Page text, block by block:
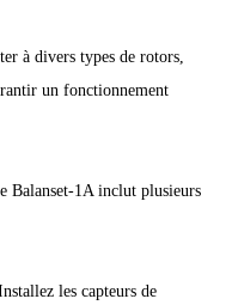
à divers types de rotors,
un fonctionnement
Balanset-1A inclut plusieurs
les capteurs de